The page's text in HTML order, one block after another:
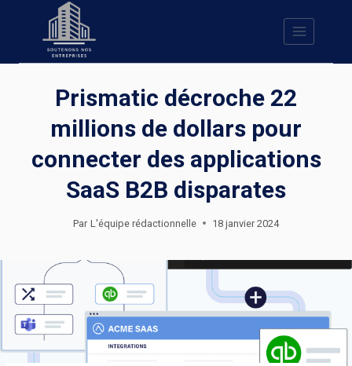
Prismatic décroche 22
millions de dollars pour
connecter des applications
SaaS B2B disparates
Par L'équipe rédactionnelle 18 janvier 2024